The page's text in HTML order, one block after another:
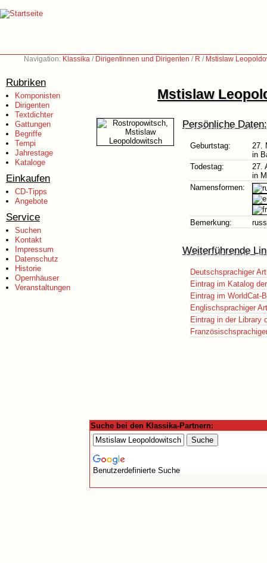
Navigation: Klassika / Dirigentinnen und Dirigenten / R / Mstislaw
Rubriken
Komponisten
Dirigenten
Textdichter
Gattungen
Begriffe
Tempi
Jahrestage
Kataloge
Einkaufen
CD-Tipps
Angebote
Service
Suchen
Kontakt
Impressum
Datenschutz
Historie
Opernhäuser
Veranstaltungen
Mstislaw
Persönliche Daten:
Geburtstag:
27.
in
Todestag:
27.
in
Namensformen:
Bemerkung:
Weiterführende
Deutschsprachiger
Eintrag im Katalog
Eintrag im WorldCat-
Englischsprachiger
Eintrag in der Library
Suche bei den Klassika-Partnern:
Benutzerdefinierte Suche